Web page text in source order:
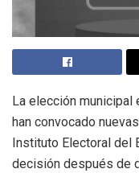
La elección municipal
han convocado
Instituto Electoral del
decisión después de